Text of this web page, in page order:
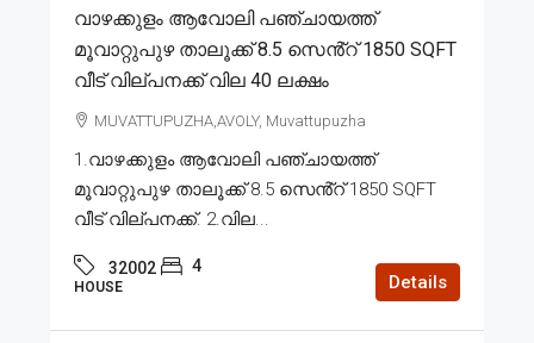
വാഴക്കുളം ആവോലി പഞ്ചായത്ത്
മൂവാറ്റുപുഴ താലൂക്ക് 8.5 സെൻ്റ് 1850 SQFT
വീട് വില്പനക്ക് വില 40 ലക്ഷം
MUVATTUPUZHA,AVOLY, Muvattupuzha
1.വാഴക്കുളം ആവോലി പഞ്ചായത്ത്
മൂവാറ്റുപുഴ താലൂക്ക് 8.5 സെൻ്റ് 1850 SQFT
വീട് വില്പനക്ക്. 2.വില...
32002 4
HOUSE Details